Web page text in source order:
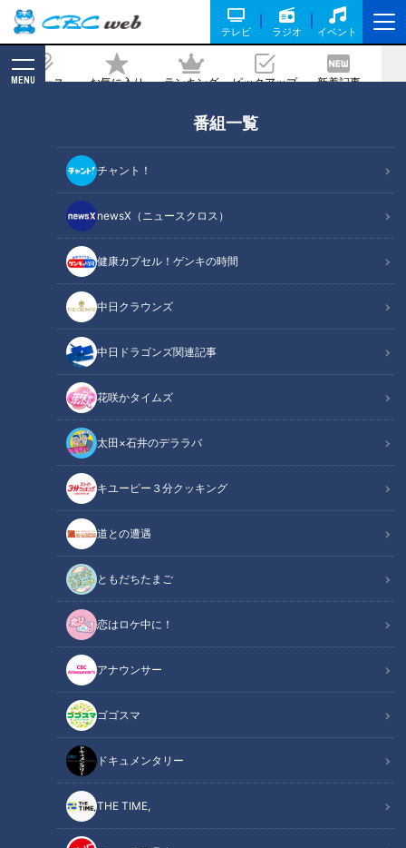
テレビ ラジオ イベント
ニュース お気に入り ランキング ピックアップ 新着記事
MENU
番組一覧
チャント！
newsX（ニュースクロス）
健康カプセル！ゲンキの時間
中日クラウンズ
中日ドラゴンズ関連記事
花咲かタイムズ
太田×石井のデララバ
キユーピー３分クッキング
道との遭遇
ともだちたまご
恋はロケ中に！
アナウンサー
ゴゴスマ
ドキュメンタリー
THE TIME,
と梅ジャムの絶妙コラボ「たなべぇサン
ド」を紹介！ボイメン田村侑久が和歌山
県・田辺市で発掘！
記事に戻る
初めての梅サンドに感激！鶏の照り焼きと梅ジャムの絶妙コラボ「たな
べぇサンド」を紹介！ボイメン田村侑久が和歌山県・田辺市で発掘！
この記事の画像（全6枚）